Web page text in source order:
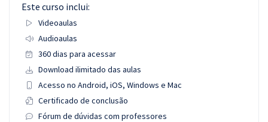
Este curso inclui:
Videoaulas
Audioaulas
360 dias para acessar
Download ilimitado das aulas
Acesso no Android, iOS, Windows e Mac
Certificado de conclusão
Fórum de dúvidas com professores